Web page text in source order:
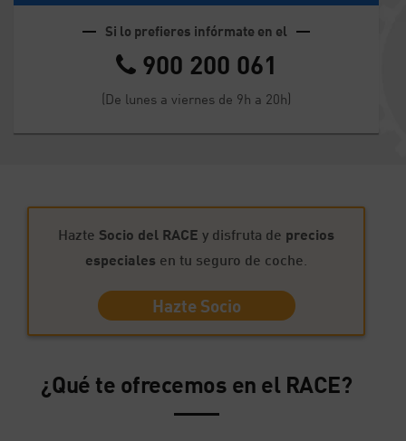
Si lo prefieres infórmate en el
900 200 061
(De lunes a viernes de 9h a 20h)
Hazte Socio del RACE y disfruta de precios
especiales en tu seguro de coche.
Hazte Socio
¿Qué te ofrecemos en el RACE?